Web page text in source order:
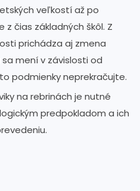
veľkostí až po
z čias základných škôl. Z
prichádza aj zmena
mení v závislosti od
podmienky neprekračujte.
na rebrinách je nutné
predpokladom a ich